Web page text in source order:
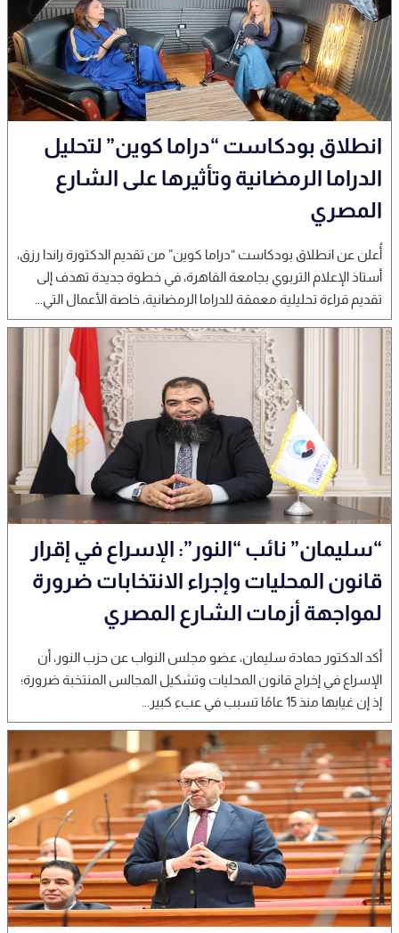
انطلاق بودكاست “دراما كوين” لتحليل
الدراما الرمضانية وتأثيرها على الشارع
المصري
أُعلن عن انطلاق بودكاست “دراما كوين” من تقديم الدكتورة راندا رزق،
أستاذ الإعلام التربوي بجامعة القاهرة، في خطوة جديدة تهدف إلى
تقديم قراءة تحليلية معمقة للدراما الرمضانية، خاصة الأعمال التي...
“سليمان” نائب “النور”: الإسراع في إقرار
قانون المحليات وإجراء الانتخابات ضرورة
لمواجهة أزمات الشارع المصري
أكد الدكتور حمادة سليمان، عضو مجلس النواب عن حزب النور، أن
الإسراع في إخراج قانون المحليات وتشكيل المجالس المنتخبة ضرورة؛
إذ إن غيابها منذ 15 عامًا تسبب في عبء كبير...